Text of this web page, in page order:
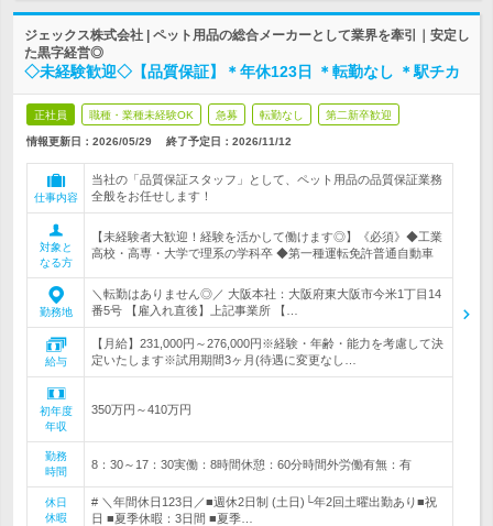
ジェックス株式会社 | ペット用品の総合メーカーとして業界を牽引｜安定し
た黒字経営◎
◇未経験歓迎◇【品質保証】＊年休123日 ＊転勤なし ＊駅チカ
正社員 職種・業種未経験OK 急募 転勤なし 第二新卒歓迎
情報更新日：2026/05/29 終了予定日： 2026/11/12
仕事内容
当社の「品質保証スタッフ」として、ペット用品の品質保証業務
全般をお任せします！
対象と
なる方
【未経験者大歓迎！経験を活かして働けます◎】《必須》◆工業
高校・高専・大学で理系の学科卒 ◆第一種運転免許普通自動車
勤務地
＼転勤はありません◎／ 大阪本社：大阪府東大阪市今米1丁目14
番5号 【雇入れ直後】上記事業所 【…
給与
【月給】231,000円～276,000円※経験・年齢・能力を考慮して決
定いたします※試用期間3ヶ月(待遇に変更なし…
初年度
年収
350万円～410万円
勤務
時間
8：30～17：30実働：8時間休憩：60分時間外労働有無：有
休日
休暇
# ＼年間休日123日／■週休2日制 (土日)└年2回土曜出勤あり■祝
日 ■夏季休暇：3日間 ■夏季…